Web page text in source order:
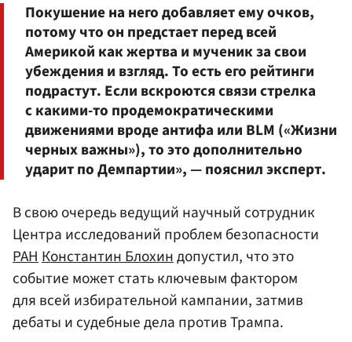
Покушение на него добавляет ему очков,
потому что он предстает перед всей
Америкой как жертва и мученик за свои
убеждения и взгляд. То есть его рейтинги
подрастут. Если вскроются связи стрелка
с какими-то продемократическими
движениями вроде антифа или BLM («Жизни
черных важны»), то это дополнительно
ударит по Демпартии», — пояснил эксперт.
В свою очередь ведущий научный сотрудник
Центра исследований проблем безопасности
РАНКонстантин Блохиндопустил, что это
событие может стать ключевым фактором
для всей избирательной кампании, затмив
дебаты и судебные дела против Трампа.